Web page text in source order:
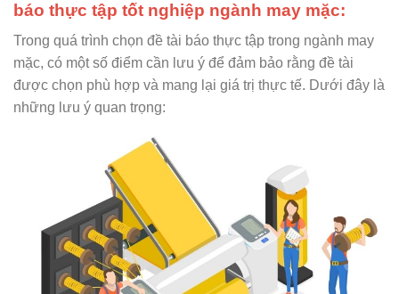
báo thực tập tốt nghiệp ngành may mặc:
Trong quá trình chọn đề tài báo thực tập trong ngành may
mặc, có một số điểm cần lưu ý để đảm bảo rằng đề tài
được chọn phù hợp và mang lại giá trị thực tế. Dưới đây là
những lưu ý quan trọng: